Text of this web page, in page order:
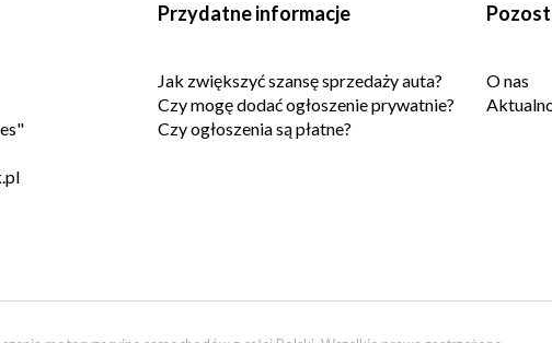
Przydatne informacje
Jak zwiększyć szansę sprzedaży auta?
Czy mogę dodać ogłoszenie prywatnie?
Czy ogłoszenia są płatne?
O nas